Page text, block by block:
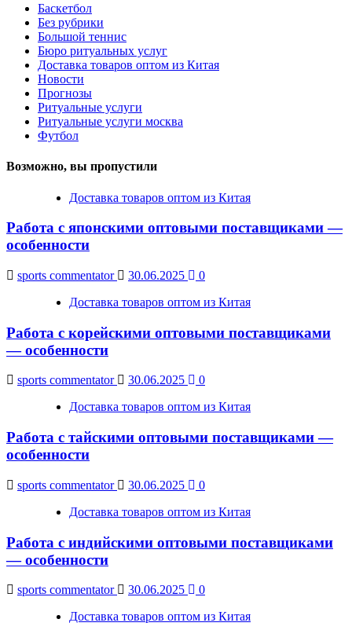
Баскетбол
Без рубрики
Большой теннис
Бюро ритуальных услуг
Доставка товаров оптом из Китая
Новости
Прогнозы
Ритуальные услуги
Ритуальные услуги москва
Футбол
Возможно, вы пропустили
Доставка товаров оптом из Китая
Работа с японскими оптовыми поставщиками —
особенности
sports commentator 30.06.2025
0
Доставка товаров оптом из Китая
Работа с корейскими оптовыми поставщиками
— особенности
sports commentator 30.06.2025
0
Доставка товаров оптом из Китая
Работа с тайскими оптовыми поставщиками —
особенности
sports commentator 30.06.2025
0
Доставка товаров оптом из Китая
Работа с индийскими оптовыми поставщиками
— особенности
sports commentator 30.06.2025
0
Доставка товаров оптом из Китая